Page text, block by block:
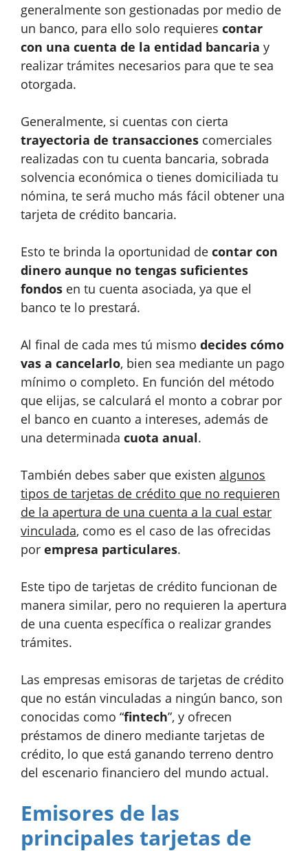
generalmente son gestionadas por medio de
un banco, para ello solo requieres contar
con una cuenta de la entidad bancaria y
realizar trámites necesarios para que te sea
otorgada.
Generalmente, si cuentas con cierta
trayectoria de transacciones comerciales
realizadas con tu cuenta bancaria, sobrada
solvencia económica o tienes domiciliada tu
nómina, te será mucho más fácil obtener una
tarjeta de crédito bancaria.
Esto te brinda la oportunidad de contar con
dinero aunque no tengas suficientes
fondos en tu cuenta asociada, ya que el
banco te lo prestará.
Al final de cada mes tú mismo decides cómo
vas a cancelarlo, bien sea mediante un pago
mínimo o completo. En función del método
que elijas, se calculará el monto a cobrar por
el banco en cuanto a intereses, además de
una determinada cuota anual.
También debes saber que existen algunos
tipos de tarjetas de crédito que no requieren
de la apertura de una cuenta a la cual estar
vinculada, como es el caso de las ofrecidas
por empresa particulares.
Este tipo de tarjetas de crédito funcionan de
manera similar, pero no requieren la apertura
de una cuenta específica o realizar grandes
trámites.
Las empresas emisoras de tarjetas de crédito
que no están vinculadas a ningún banco, son
conocidas como “fintech”, y ofrecen
préstamos de dinero mediante tarjetas de
crédito, lo que está ganando terreno dentro
del escenario financiero del mundo actual.
Emisores de las
principales tarjetas de